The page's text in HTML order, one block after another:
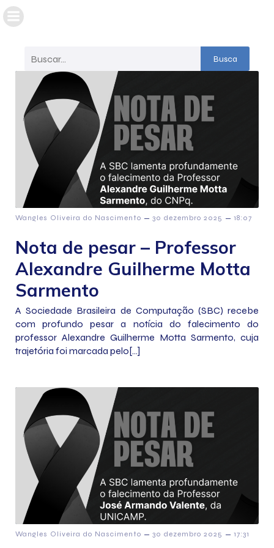
Busca
Wangles Oliveira do Nascimento – 30 dezembro 2025 – 18:07
Nota de pesar – Professor
Alexandre Guilherme Motta
Sarmento
A Sociedade Brasileira de Computação (SBC) recebe
com profundo pesar a notícia do falecimento do
professor Alexandre Guilherme Motta Sarmento, cuja
trajetória foi marcada pelo[…]
Wangles Oliveira do Nascimento – 30 dezembro 2025 – 17:31